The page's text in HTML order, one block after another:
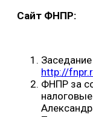
Сайт ФНПР:
http://
ФНПР за